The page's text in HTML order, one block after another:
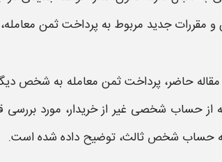
و مقررات جدید مربوط بهپرداخت ثمن معامله،
حاضر، پرداخت ثمن معامله به شخص
از حساب شخصی غیر از خریدار، مورد بررسی
حساب شخص ثالث،توضیح داده شده است.